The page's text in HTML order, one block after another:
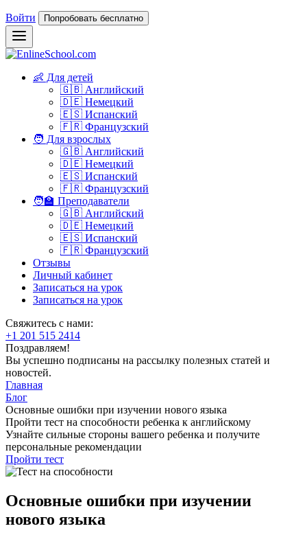
Войти Попробовать бесплатно
👶 Для детей
🇬🇧 Английский
🇩🇪 Немецкий
🇪🇸 Испанский
🇫🇷 Французский
🧑 Для взрослых
🇬🇧 Английский
🇩🇪 Немецкий
🇪🇸 Испанский
🇫🇷 Французский
🧑‍🏫 Преподаватели
🇬🇧 Английский
🇩🇪 Немецкий
🇪🇸 Испанский
🇫🇷 Французский
Отзывы
Личный кабинет
Записаться на урок
Записаться на урок
Свяжитесь с нами:
+1 201 515 2414
Поздравляем!
Вы успешно подписаны на рассылку полезных статей и
новостей.
Главная
Блог
Основные ошибки при изучении нового языка
Пройти тест на способности ребенка к английскому
Узнайте сильные стороны вашего ребенка и получите
персональные рекомендации
Пройти тест
Основные ошибки при изучении
нового языка